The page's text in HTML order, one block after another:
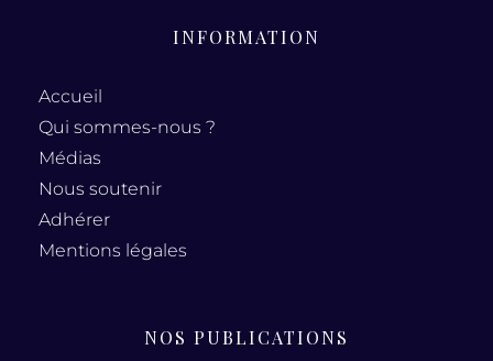
INFORMATION
Accueil
Qui sommes-nous ?
Médias
Nous soutenir
Adhérer
Mentions légales
NOS PUBLICATIONS